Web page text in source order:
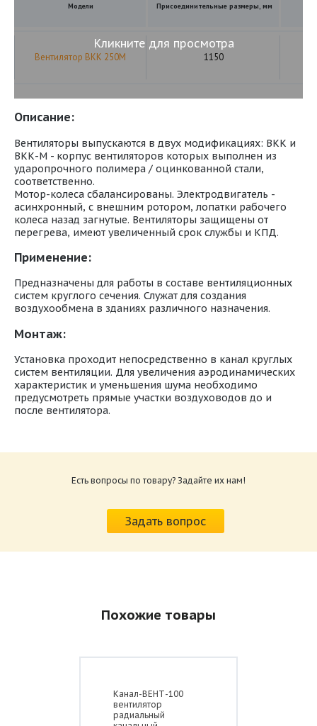
Модели Присоединительные размеры, мм
Вентилятор ВКК 250М 1150
Кликните для просмотра
Описание:
Вентиляторы выпускаются в двух модификациях: ВКК и
ВКК-М - корпус вентиляторов которых выполнен из
ударопрочного полимера / оцинкованной стали,
соответственно.
Мотор-колеса сбалансированы. Электродвигатель -
асинхронный, с внешним ротором, лопатки рабочего
колеса назад загнутые. Вентиляторы защищены от
перегрева, имеют увеличенный срок службы и КПД.
Применение:
Предназначены для работы в составе вентиляционных
систем круглого сечения. Служат для создания
воздухообмена в зданиях различного назначения.
Монтаж:
Установка проходит непосредственно в канал круглых
систем вентиляции. Для увеличения аэродинамических
характеристик и уменьшения шума необходимо
предусмотреть прямые участки воздуховодов до и
после вентилятора.
Размер: 1.3 Мб
Есть вопросы по товару? Задайте их нам!
Задать вопрос
Похожие товары
Канал-ВЕНТ-100
вентилятор
радиальный